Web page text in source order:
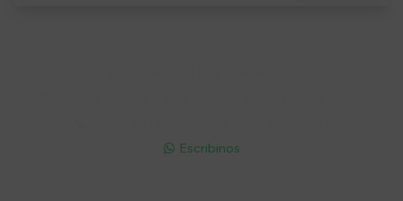
 Escribinos